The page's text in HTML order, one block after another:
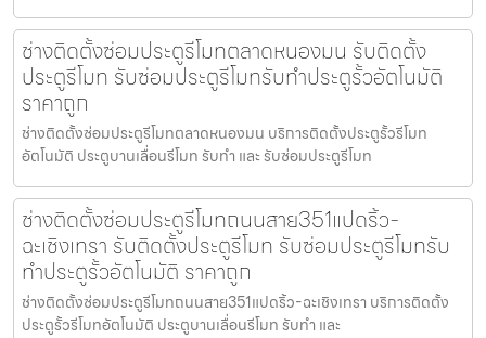
ช่างติดตั้งซ่อมประตูรีโมทตลาดหนองมน รับติดตั้ง
ประตูรีโมท รับซ่อมประตูรีโมทรับทำประตูรั้วอัตโนมัติ
ราคาถูก
ช่างติดตั้งซ่อมประตูรีโมทตลาดหนองมน บริการติดตั้งประตูรั้วรีโมท
อัตโนมัติ ประตูบานเลื่อนรีโมท รับทำ และ รับซ่อมประตูรีโมท
ช่างติดตั้งซ่อมประตูรีโมทถนนสาย351แปดริ้ว-
ฉะเชิงเทรา รับติดตั้งประตูรีโมท รับซ่อมประตูรีโมทรับ
ทำประตูรั้วอัตโนมัติ ราคาถูก
ช่างติดตั้งซ่อมประตูรีโมทถนนสาย351แปดริ้ว-ฉะเชิงเทรา บริการติดตั้ง
ประตูรั้วรีโมทอัตโนมัติ ประตูบานเลื่อนรีโมท รับทำ และ